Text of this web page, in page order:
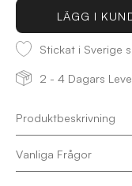
LÄGG I
Stickat i Sverige
2 - 4 Dagars
Produktbeskrivning
Vanliga Frågor